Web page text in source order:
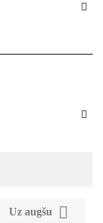


Uz augšu 